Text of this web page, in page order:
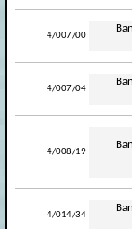
4/007/00
4/007/04
4/008/19
4/014/34